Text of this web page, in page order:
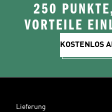
250
VORTEILE
KOSTENLOS
Lieferung